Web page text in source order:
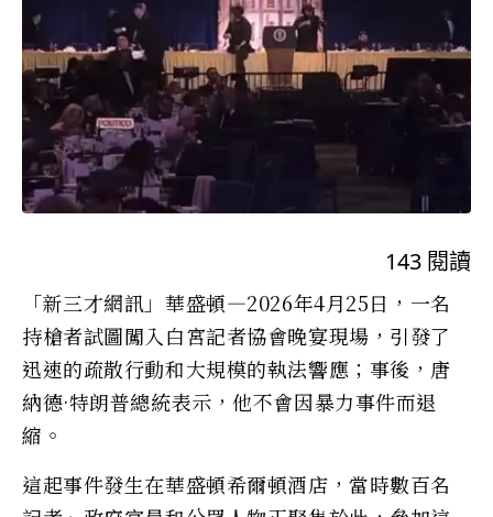
143 閱讀
「新三才網訊」華盛頓—2026年4月25日，一名
持槍者試圖闖入白宮記者協會晚宴現場，引發了
迅速的疏散行動和大規模的執法響應；事後，唐
納德·特朗普總統表示，他不會因暴力事件而退
縮。
這起事件發生在華盛頓希爾頓酒店，當時數百名